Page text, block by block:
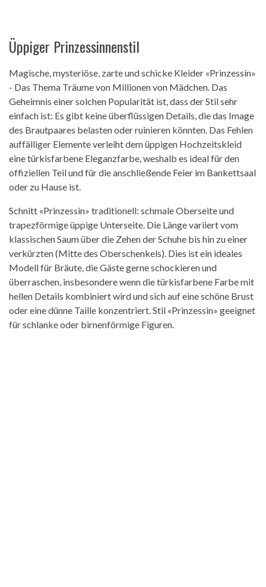
Üppiger Prinzessinnenstil
Magische, mysteriöse, zarte und schicke Kleider «Prinzessin»
- Das Thema Träume von Millionen von Mädchen. Das
Geheimnis einer solchen Popularität ist, dass der Stil sehr
einfach ist: Es gibt keine überflüssigen Details, die das Image
des Brautpaares belasten oder ruinieren könnten. Das Fehlen
auffälliger Elemente verleiht dem üppigen Hochzeitskleid
eine türkisfarbene Eleganzfarbe, weshalb es ideal für den
offiziellen Teil und für die anschließende Feier im Bankettsaal
oder zu Hause ist.
Schnitt «Prinzessin» traditionell: schmale Oberseite und
trapezförmige üppige Unterseite. Die Länge variiert vom
klassischen Saum über die Zehen der Schuhe bis hin zu einer
verkürzten (Mitte des Oberschenkels). Dies ist ein ideales
Modell für Bräute, die Gäste gerne schockieren und
überraschen, insbesondere wenn die türkisfarbene Farbe mit
hellen Details kombiniert wird und sich auf eine schöne Brust
oder eine dünne Taille konzentriert. Stil «Prinzessin» geeignet
für schlanke oder birnenförmige Figuren.